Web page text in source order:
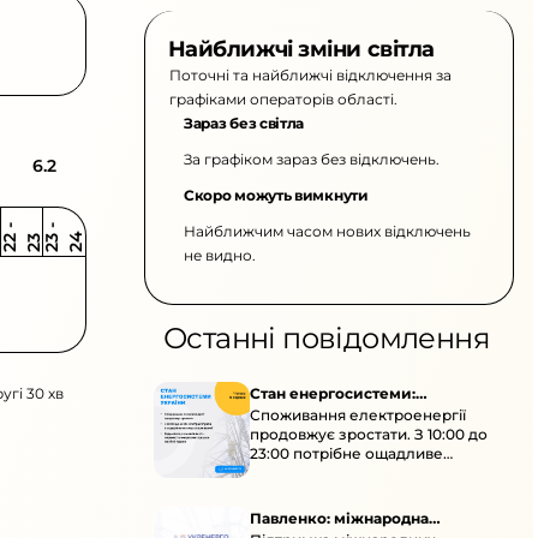
6.2
2 2
-
2 3 2 3
-
2 4
30 хв
Найближчі зміни світла
Поточні та найближчі відключення за
графіками операторів області.
Зараз без світла
За графіком зараз без відключень.
Скоро можуть вимкнути
Найближчим часом нових відключень
не видно.
Останні повідомлення
Стан енергосистеми:
споживання зростає
Споживання електроенергії
продовжує зростати. З 10:00 до
23:00 потрібне ощадливе
енергоспоживання, а
перенести на нічні години.
Павленко: міжнародна